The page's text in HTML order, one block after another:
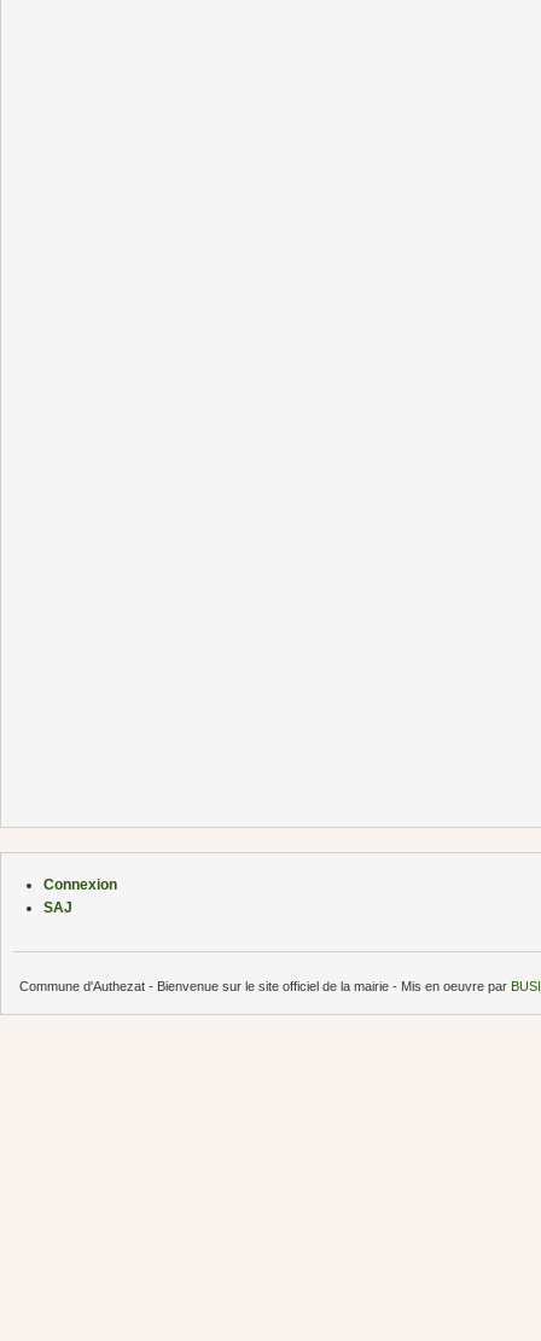
Connexion
SAJ
Commune d'Authezat - Bienvenue sur le site officiel de la mairie - Mis en oeuvre par